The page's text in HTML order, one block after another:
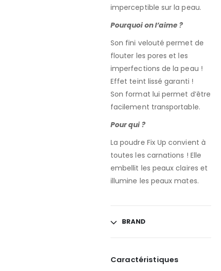
imperceptible sur la peau.
Pourquoi on l’aime ?
Son fini velouté permet de
flouter les pores et les
imperfections de la peau !
Effet teint lissé garanti !
Son format lui permet d’être
facilement transportable.
Pour qui ?
La poudre Fix Up convient à
toutes les carnations ! Elle
embellit les peaux claires et
illumine les peaux mates.
BRAND
Caractéristiques